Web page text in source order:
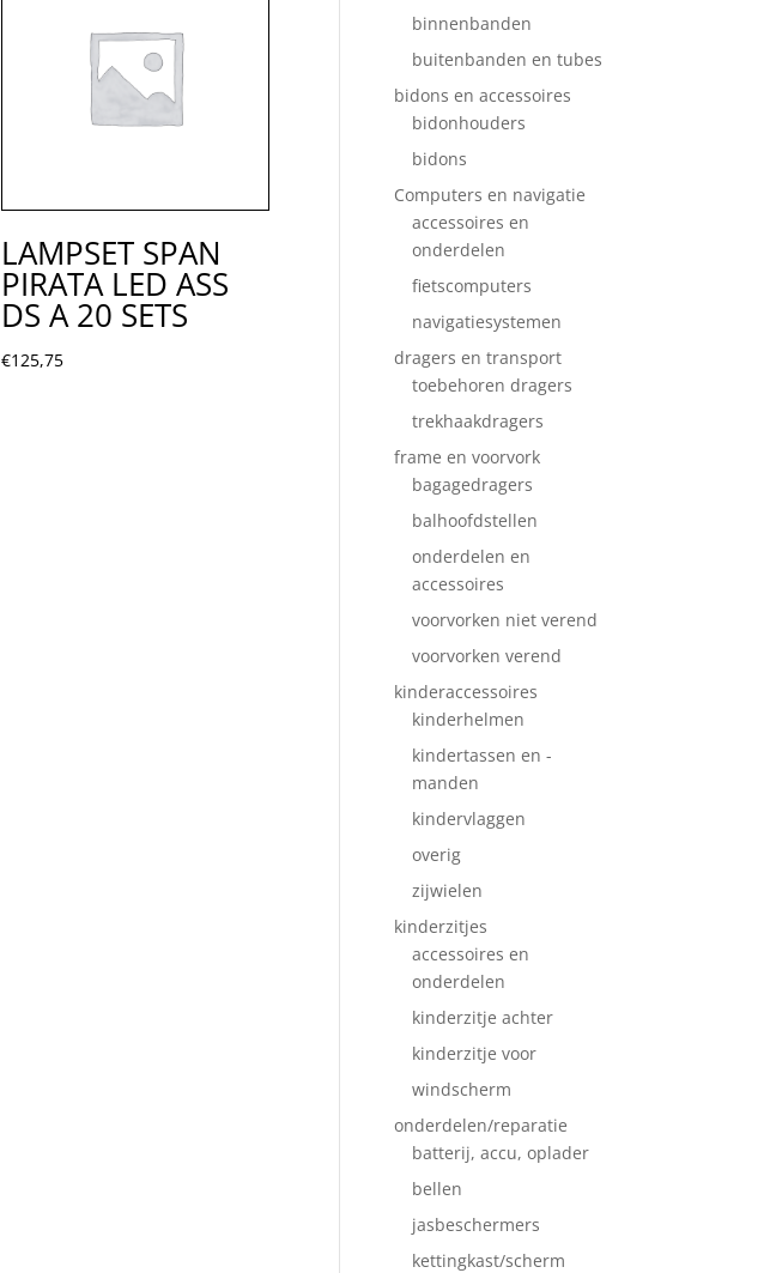
LAMPSET SPAN
PIRATA LED ASS
DS A 20 SETS
€125,75
binnenbanden
buitenbanden en tubes
bidons en accessoires
bidonhouders
bidons
Computers en navigatie
accessoires en
onderdelen
fietscomputers
navigatiesystemen
dragers en transport
toebehoren dragers
trekhaakdragers
frame en voorvork
bagagedragers
balhoofdstellen
onderdelen en
accessoires
voorvorken niet verend
voorvorken verend
kinderaccessoires
kinderhelmen
kindertassen en -
manden
kindervlaggen
overig
zijwielen
kinderzitjes
accessoires en
onderdelen
kinderzitje achter
kinderzitje voor
windscherm
onderdelen/reparatie
batterij, accu, oplader
bellen
jasbeschermers
kettingkast/scherm